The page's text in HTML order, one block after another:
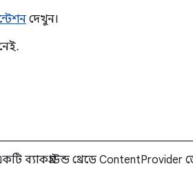
দেখুন।
ব্যাকগ্রাউন্ড থ্রেডে ContentProvider